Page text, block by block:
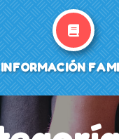
INFORMACIÓN